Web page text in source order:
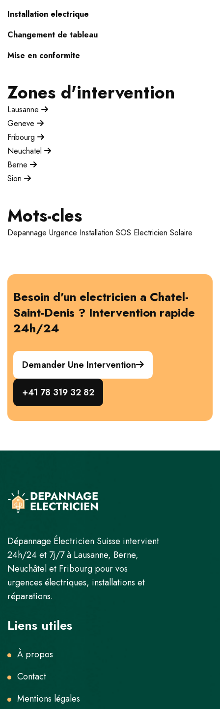
Installation electrique
Changement de tableau
Mise en conformite
Zones d'intervention
Lausanne
Geneve
Fribourg
Neuchatel
Berne
Sion
Mots-cles
Depannage Urgence Installation SOS Electricien Solaire
Besoin d'un electricien a Chatel-
Saint-Denis ? Intervention rapide
24h/24
Demander Une Intervention
+41 78 319 32 82
Dépannage Électricien Suisse intervient
24h/24 et 7j/7 à Lausanne, Berne,
Neuchâtel et Fribourg pour vos
urgences électriques, installations et
réparations.
Liens utiles
À propos
Contact
Mentions légales